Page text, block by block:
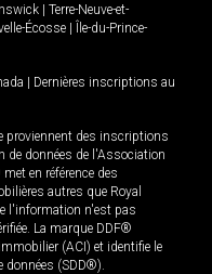
Terre-Neuve-et-
Écosse
Île-du-Prince-
Dernières inscriptions au
proviennent des inscriptions
de données de l'Association
en référence des
autres que Royal
l'information n'est pas
La marque DDF®
(ACI) et identifie le
données (SDD®).